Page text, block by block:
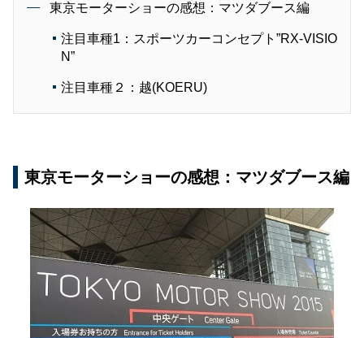
東京モーターショーの感想：マツダブース編
注目車種1：スポーツカーコンセプト”RX-VISIO
N”
注目車種２：越(KOERU)
東京モーターショーの感想：マツダブース編